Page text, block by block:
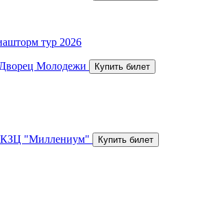
тур 2026
Дворец Молодежи
КЗЦ "Миллениум"